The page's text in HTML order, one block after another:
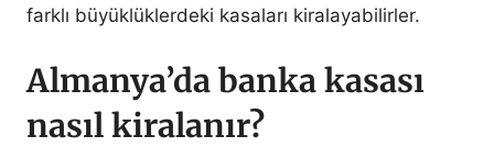
farklı büyüklüklerdeki kasaları kiralayabilirler.
Almanya’da banka kasası
nasıl kiralanır?